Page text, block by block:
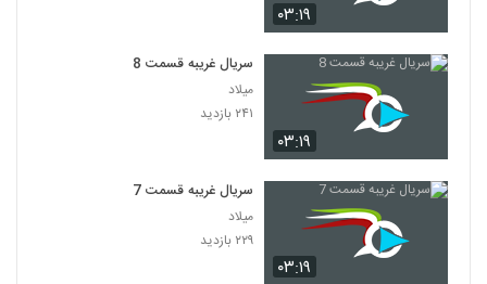
۰۳:۱۹
۰۳:۱۹
سریال غریبه قسمت 8
میلاد
۲۴۱ بازدید
۰۳:۱۹
سریال غریبه قسمت 7
میلاد
۲۲۹ بازدید